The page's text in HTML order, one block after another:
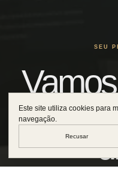
SEU
sua
Este site utiliza cookies para
navegação.
Recusar